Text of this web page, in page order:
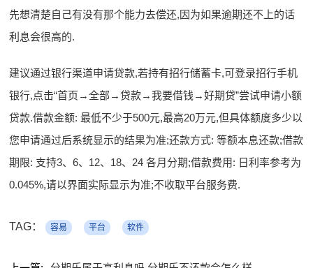
先想清楚自己有没有那个能力去偿还,因为如果逾期还不上的话
利息会很高的.
建议通过银行渠道申请贷款,若持有招行储蓄卡,可登录招行手机
银行,点击“首页→全部→贷款→我要借钱→好期贷”尝试申请小额
贷款.借款金额: 最低不少于500元,最高20万元,但具体额度多少以
您申请通过后系统显示的结果为准;还款方式: 等额本息还款;借款
期限: 支持3、6、12、18、24 各月分期;借款费用: 日利率参考为
0.045%,请以界面实际显示为准;不收取平台服务费.
TAG： 容易 平台 软件